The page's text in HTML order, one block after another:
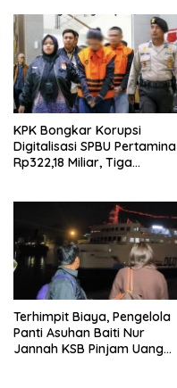
KPK Bongkar Korupsi
Digitalisasi SPBU Pertamina
Rp322,18 Miliar, Tiga
Terhimpit Biaya, Pengelola
Panti Asuhan Baiti Nur
Jannah KSB Pinjam Uang